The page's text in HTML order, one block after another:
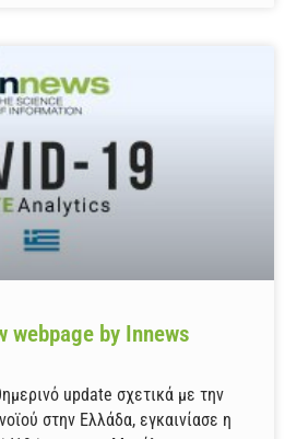
webpage by Innews
update σχετικά με την
στην Ελλάδα, εγκαινίασε η